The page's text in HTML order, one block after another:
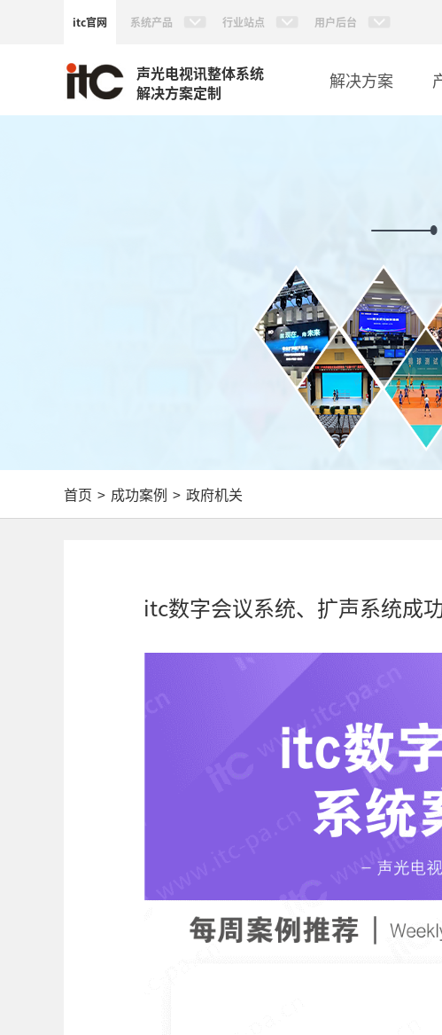
itc官网 系统产品 行业站点 用户后台
声光电视讯整体系统
解决方案定制
解决方案
首页 > 成功案例 > 政府机关
itc数字会议系统、扩声系统成